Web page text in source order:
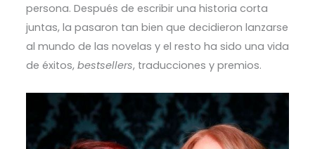
persona. Después de escribir una historia corta
juntas, la pasaron tan bien que decidieron lanzarse
al mundo de las novelas y el resto ha sido una vida
de éxitos, bestsellers, traducciones y premios.